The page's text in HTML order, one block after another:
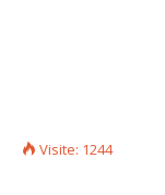
Visite: 1244